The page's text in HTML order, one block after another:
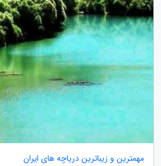
مهمترین و زیباترین دریاچه های ایران